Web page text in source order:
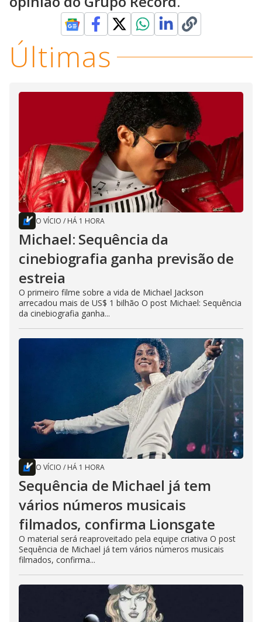
Últimas
O VÍCIO / HÁ 1 HORA
Michael: Sequência da
cinebiografia ganha previsão de
estreia
O primeiro filme sobre a vida de Michael Jackson
arrecadou mais de US$ 1 bilhão O post Michael: Sequência
da cinebiografia ganha...
O VÍCIO / HÁ 1 HORA
Sequência de Michael já tem
vários números musicais
filmados, confirma Lionsgate
O material será reaproveitado pela equipe criativa O post
Sequência de Michael já tem vários números musicais
filmados, confirma...